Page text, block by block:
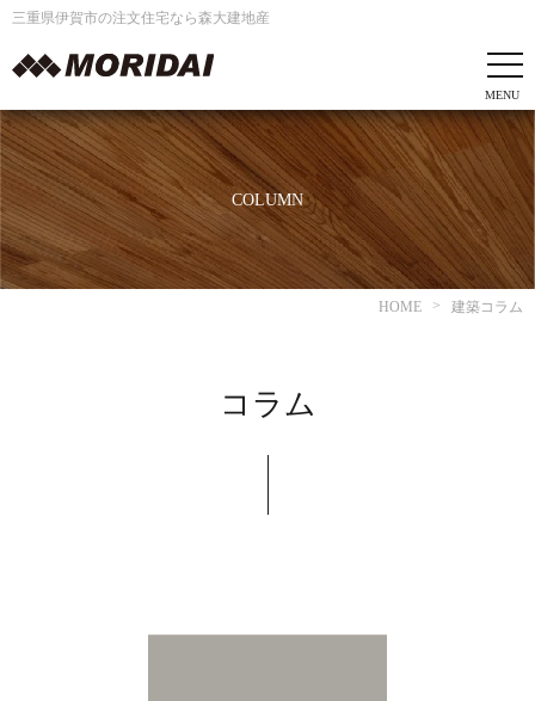
三重県伊賀市の注文住宅なら森大建地産
COLUMN
HOME 建築コラム
コラム